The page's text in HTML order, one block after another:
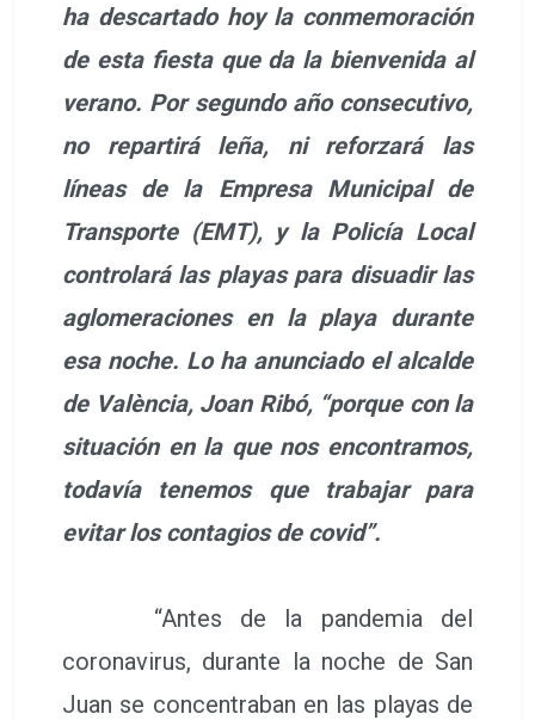
ha descartado hoy la conmemoración
de esta fiesta que da la bienvenida al
verano. Por segundo año consecutivo,
no repartirá leña, ni reforzará las
líneas de la Empresa Municipal de
Transporte (EMT), y la Policía Local
controlará las playas para disuadir las
aglomeraciones en la playa durante
esa noche. Lo ha anunciado el alcalde
de València, Joan Ribó, “porque con la
situación en la que nos encontramos,
todavía tenemos que trabajar para
evitar los contagios de covid”.
“Antes de la pandemia del
coronavirus, durante la noche de San
Juan se concentraban en las playas de